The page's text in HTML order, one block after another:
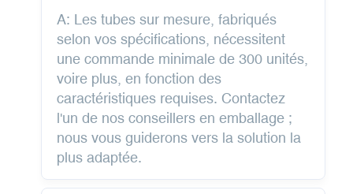
A: Les tubes sur mesure, fabriqués
selon vos spécifications, nécessitent
une commande minimale de 300 unités,
voire plus, en fonction des
caractéristiques requises. Contactez
l'un de nos conseillers en emballage ;
nous vous guiderons vers la solution la
plus adaptée.